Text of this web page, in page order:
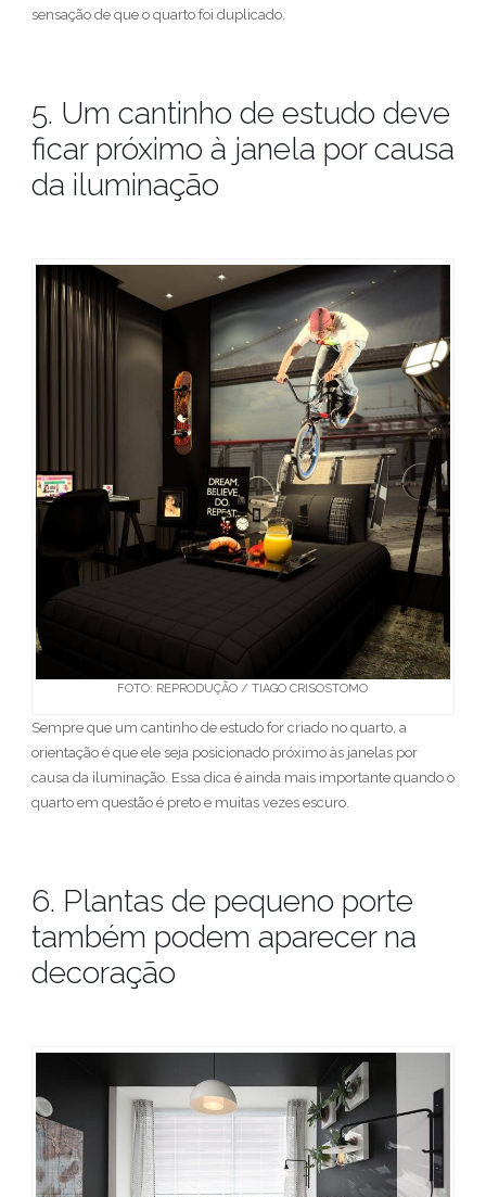
sensação de que o quarto foi duplicado.
5. Um cantinho de estudo deve
ficar próximo à janela por causa
da iluminação
FOTO: REPRODUÇÃO / TIAGO CRISOSTOMO
Sempre que um cantinho de estudo for criado no quarto, a
orientação é que ele seja posicionado próximo às janelas por
causa da iluminação. Essa dica é ainda mais importante quando o
quarto em questão é preto e muitas vezes escuro.
6. Plantas de pequeno porte
também podem aparecer na
decoração